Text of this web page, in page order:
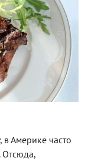
в Америке часто
Отсюда,